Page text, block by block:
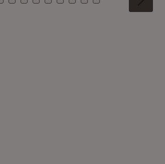
0 1
Kachel: 2
Zu Kachel: 3
Zu Kachel: 4
Zu Kachel: 5
Zu Kachel: 6
Zu Kachel: 7
Zu Kachel: 8
Zu Kachel: 9
Zu Kachel: 10
Zu Kachel: 11